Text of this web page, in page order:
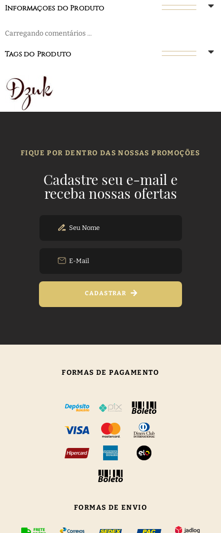
Informações do Produto
Carregando comentários ...
Tags do Produto
FIQUE POR DENTRO DAS NOSSAS PROMOÇÕES
Cadastre seu e-mail e
receba nossas ofertas
CADASTRAR
FORMAS DE PAGAMENTO
FORMAS DE ENVIO